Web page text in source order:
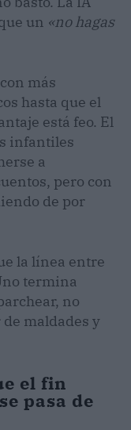
un «no hagas
más
hasta que el
está feo. El
infantiles
a
pero con
de por
la línea entre
termina
no
maldades y
el fin
pasa de